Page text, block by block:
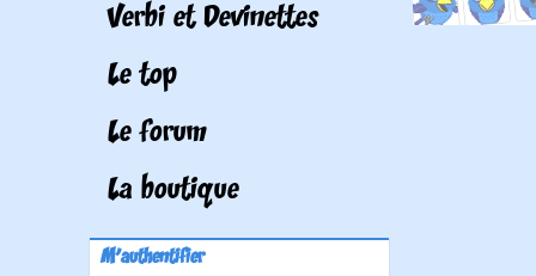
Verbi et Devinettes
Le top
Le forum
La boutique
M'authentifier